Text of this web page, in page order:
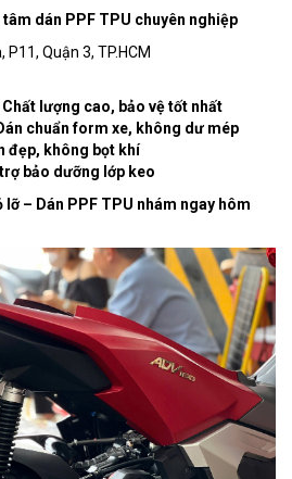
dán PPF TPU chuyên nghiệp
P11, Quận 3, TP.HCM
lượng cao, bảo vệ tốt nhất
chuẩn form xe, không dư mép
đẹp, không bọt khí
bảo dưỡng lớp keo
lỡ – Dán PPF TPU nhám ngay hôm